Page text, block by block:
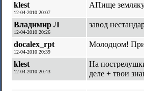
klest
12-04-2010 20:07
АПище земляку
Владимир Л
12-04-2010 20:26
завод
docalex_rpt
12-04-2010 20:39
Молодцом!
klest
12-04-2010 20:43
На
деле + твои